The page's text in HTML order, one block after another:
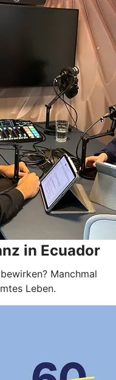
in Ecuador
Manchmal
Leben.